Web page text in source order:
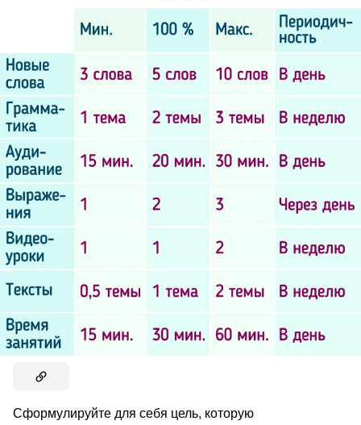
Сформулируйте для себя цель, которую